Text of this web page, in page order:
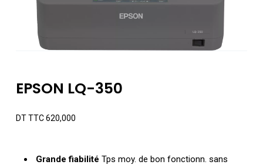
EPSON LQ-350
DT TTC620,000
Grande fiabilité Tps moy. de bon fonctionn. sans